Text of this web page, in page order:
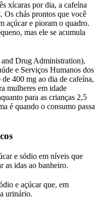
xícaras por dia, a cafeína
Os chás prontos que você
açúcar e pioram o quadro.
mas ele se acumula
Drug Administration),
e Serviços Humanos dos
400 mg ao dia de cafeína,
mulheres em idade
para as crianças 2,5
é quando o consumo passa
e sódio em níveis que
as idas ao banheiro.
e açúcar que, em
urinário.